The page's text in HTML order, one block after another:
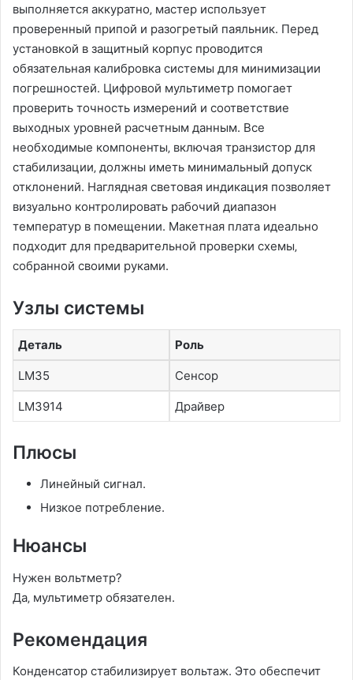
выполняется аккуратно‚ мастер использует
проверенный припой и разогретый паяльник. Перед
установкой в защитный корпус проводится
обязательная калибровка системы для минимизации
погрешностей. Цифровой мультиметр помогает
проверить точность измерений и соответствие
выходных уровней расчетным данным. Все
необходимые компоненты‚ включая транзистор для
стабилизации‚ должны иметь минимальный допуск
отклонений. Наглядная световая индикация позволяет
визуально контролировать рабочий диапазон
температур в помещении. Макетная плата идеально
подходит для предварительной проверки схемы‚
собранной своими руками.
Узлы системы
Деталь Роль
LM35 Сенсор
LM3914 Драйвер
Плюсы
Линейный сигнал.
Низкое потребление.
Нюансы
Нужен вольтметр?
Да‚ мультиметр обязателен.
Рекомендация
Конденсатор стабилизирует вольтаж. Это обеспечит